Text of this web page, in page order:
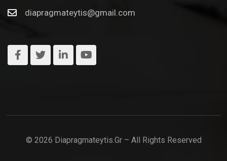
diapragmateytis@gmail.com
© 2026 Diapragmateytis.gr – All Rights Reserved